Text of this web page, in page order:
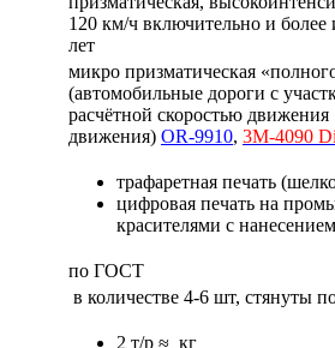
120 км/ч включительно и
лет
микро призматическая
(автомобильные дороги с
расчётной скоростью
движения) OR-9910, 3M-4090
трафаретная печать
цифровая печать на
красителями с
по ГОСТ
в количестве 4-6 шт, стянуты
2 т/р ≈ кг